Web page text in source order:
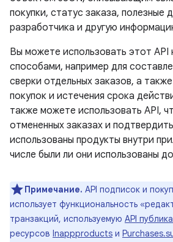
покупки, статус заказа, полезные
разработчика и другую
Вы можете использовать этот API
способами, например для
сверки отдельных заказов, а
покупок и истечения срока
также можете использовать API,
отмененных заказах и
использованы продукты внутри
числе были ли они использованы
Примечание. API подписок и
использует функциональность
транзакций, используемую API
ресурсов Inappproducts и